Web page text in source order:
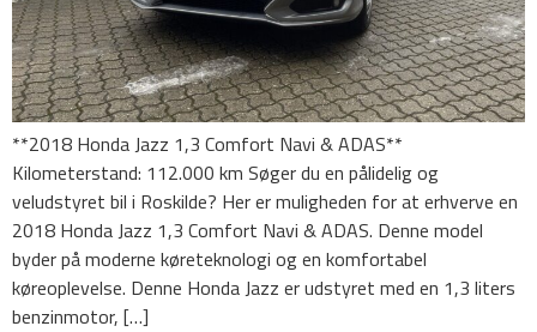
**2018 Honda Jazz 1,3 Comfort Navi & ADAS**
Kilometerstand: 112.000 km Søger du en pålidelig og
veludstyret bil i Roskilde? Her er muligheden for at erhverve en
2018 Honda Jazz 1,3 Comfort Navi & ADAS. Denne model
byder på moderne køreteknologi og en komfortabel
køreoplevelse. Denne Honda Jazz er udstyret med en 1,3 liters
benzinmotor, […]